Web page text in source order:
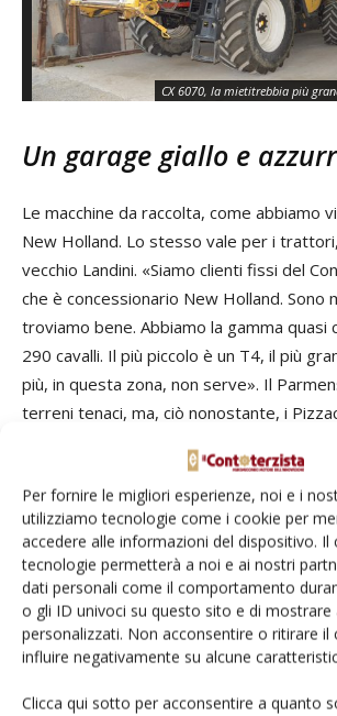
Per fornire le migliori esperienze, noi e i
utilizziamo tecnologie come i cookie per
accedere alle informazioni del dispositivo. Il
tecnologie permetterà a noi e ai nostri
dati personali come il comportamento
o gli ID univoci su questo sito e di mostrare
personalizzati. Non acconsentire o ritirare il
influire negativamente su alcune
Clicca qui sotto per acconsentire a quanto
CX 6070, la mietitrebbia più
Un garage giallo e
Le macchine da raccolta, come abbiamo
New Holland. Lo stesso vale per i
vecchio Landini. «Siamo clienti fissi del
che è concessionario New Holland. Sono
troviamo bene. Abbiamo la gamma quasi
290 cavalli. Il più piccolo è un T4, il più
più, in questa zona, non serve». Il
terreni tenaci, ma, ciò nonostante, i
in un’area con terreni di medio impasto. I
trovano verso i Po, dove d’altra parte ci
sabbiosi. Per questo territorio un T7 è più
Anche perché i campi sono mediamente
dimensioni: una macchina da 300 e più
sprecata».
In un angolo del capannone troviamo
particolare, con due cingoli Camso al